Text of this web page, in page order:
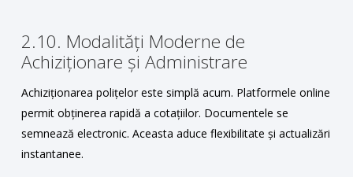
2.10. Modalități Moderne de
Achiziționare și Administrare
Achiziționarea polițelor este simplă acum. Platformele online
permit obținerea rapidă a cotațiilor. Documentele se
semnează electronic. Aceasta aduce flexibilitate și actualizări
instantanee.